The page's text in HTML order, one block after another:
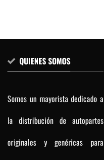
QUIENES SOMOS
Somos un mayorista dedicado a
la distribución de autopartes
originales y genéricas para